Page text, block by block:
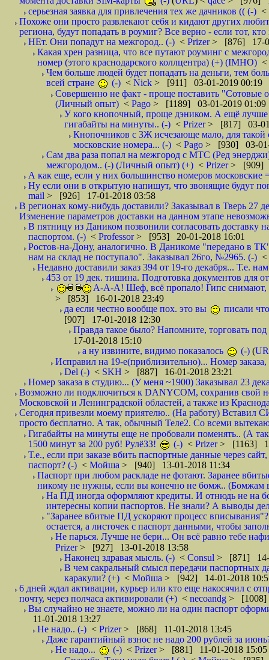
серьезная заявка для привлечения тех же дачников (( (-) <
Похоже они просто развлекают себя и кидают других
региона, будут попадать в роумиг? Все верно - если тот,
НЕт. Они попадут на межгород.. (-) < Prizer> [876] 17-
Какая хрен разница, что все путают роуминг с
номер (этого краснодарского коллцентра) (+) (IMHO) <
Чем больше людей будет попадать на деньги, тем
всей стране
(-) < Nick > [911] 03-01-2019 00:19
Совершенно не факт - проще поставить "Сотовые
(Личный опыт) < Pago > [1189] 03-01-2019 01:09
У кого кнопочный, проще дэником. А ещё лучше
гигабайты на минуты.. (-) < Prizer> [817] 03-
Кнопочников с 3Ж исчезающе мало, для такой
московские номера... (-) < Pago > [930] 03-01-
Сам два раза попал на межгород с МТС (Ред
межгородом.. (-) (Личный опыт) (+) < Prizer> [909]
А как еще, если у них большинство номеров московские
Ну если они в открытую напишут, что звонящие будут
mail > [926] 17-01-2018 03:58
В регионах кому-нибудь доставили? Заказывал в Тверь 27
Изменение параметров доставки на данном этапе
В пятницу из Даником позвонили согласовать доставку
паспортом. (-) < Professor> [953] 20-01-2018 16:01
Ростов-на-Дону, аналогично. В Даникоме "передано в
нам на склад не поступало". Заказывал 26го, №2965. (-) <
Недавно доставили заказ 394 от 19-го декабря... Т.е.
453 от 19 дек. тишина. Подготовка документов для
А-А-А! Шеф, всё пропало! Гипс снимают,
> [853] 16-01-2018 23:49
да если честно вообще пох. это вы
писали
[907] 17-01-2018 12:30
Правда такое было? Напомните, торговать
17-01-2018 15:10
а ну извините, видимо показалось
(-) (
Исправил на 19-е(приблизительно)... Номер
Del (-) < SKH > [887] 16-01-2018 23:21
Номер заказа в студию... (У меня ~1900) Заказывал 23
Возможно ли подключиться к DANYCOM, сохранив свой
Московской и Ленинградской областей, а также из
Сегодня привезли моему приятелю.. (На работу) Вставил
просто бесплатно. А так, обычный Теле2. Со всеми
Гигабайты на минуты еще не пробовали поменять.. (А
1500 минут за 200 руб! РулёЗЗ!
(-) < Prizer> [1163]
Т.е., если при заказе вбить паспортные данные через
паспорт? (-) < Мойша > [940] 13-01-2018 11:34
Паспорт при любом раскладе не фотают. Заранее
никому не нужны, если вы конечно не бомж.. (Бомжам
На ПД иногда оформляют кредиты. И отнюдь не на
интересны копии паспортов. Не знали? А выводы
"Заранее вбитые ПД ускоряют процесс
остается, а листочек с паспорт данными, чтобы
Не парься. Лучше не бери... Он всё равно тебе
Prizer> [927] 13-01-2018 13:58
Наконец здравая мысль. (-) < Consul > [871] 14-
В чем сакральный смысл передачи паспортных
каракули? (+) < Мойша > [942] 14-01-2018
6 дней ждал активации, курьер или кто еще накосячил с
почту, через полчаса активировали (+) < necoandg > [1008]
Вы случайно не знаете, можно ли на один паспорт
11-01-2018 13:27
Не надо.. (-) < Prizer> [868] 11-01-2018 13:45
Даже гарантийный взнос не надо 200 рублей за
Не надо...
(-) < Prizer> [881] 11-01-2018 15:05